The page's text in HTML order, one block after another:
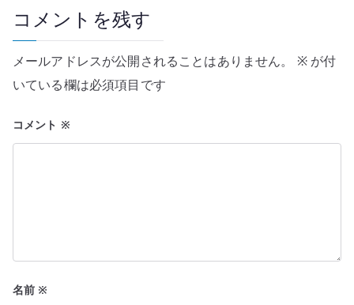
ー
シ
ョ
ン
コメントを残す
メールアドレスが公開されることはありません。 ※が付
いている欄は必須項目です
コメント ※
名前※